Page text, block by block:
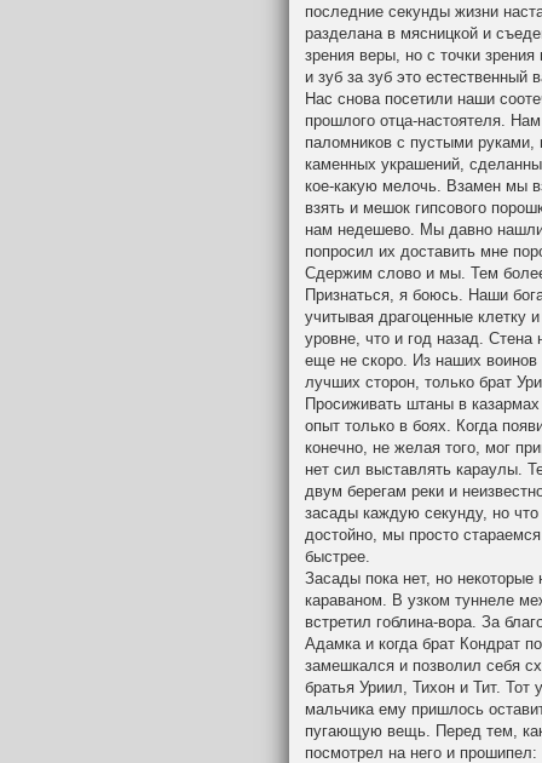
последние секунды жизни
разделана в мясницкой и
зрения веры, но с точки
и зуб за зуб это естественный
Нас снова посетили наши
прошлого отца-настоятеля.
паломников с пустыми
каменных украшений,
кое-какую мелочь. Взамен мы
взять и мешок гипсового
нам недешево. Мы давно
попросил их доставить мне
Сдержим слово и мы. Тем
Признаться, я боюсь. Наши
учитывая драгоценные клетку
уровне, что и год назад. Стена
еще не скоро. Из наших
лучших сторон, только брат
Просиживать штаны в
опыт только в боях. Когда
конечно, не желая того, мог
нет сил выставлять караулы.
двум берегам реки и
засады каждую секунду, но
достойно, мы просто
быстрее.
Засады пока нет, но
караваном. В узком туннеле
встретил гоблина-вора. За
Адамка и когда брат Кондрат
замешкался и позволил себя
братья Уриил, Тихон и Тит.
мальчика ему пришлось
пугающую вещь. Перед тем, как
посмотрел на него и